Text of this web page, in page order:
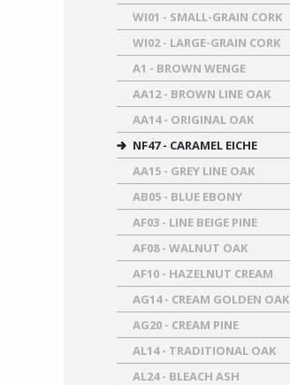
WI01 - SMALL-GRAIN CORK
WI02 - LARGE-GRAIN CORK
A1 - BROWN WENGE
AA12 - BROWN LINE OAK
AA14 - ORIGINAL OAK
NF47 - CARAMEL EICHE
AA15 - GREY LINE OAK
AB05 - BLUE EBONY
AF03 - LINE BEIGE PINE
AF08 - WALNUT OAK
AF10 - HAZELNUT CREAM
AG14 - CREAM GOLDEN OAK
AG20 - CREAM PINE
AL14 - TRADITIONAL OAK
AL24 - BLEACH ASH